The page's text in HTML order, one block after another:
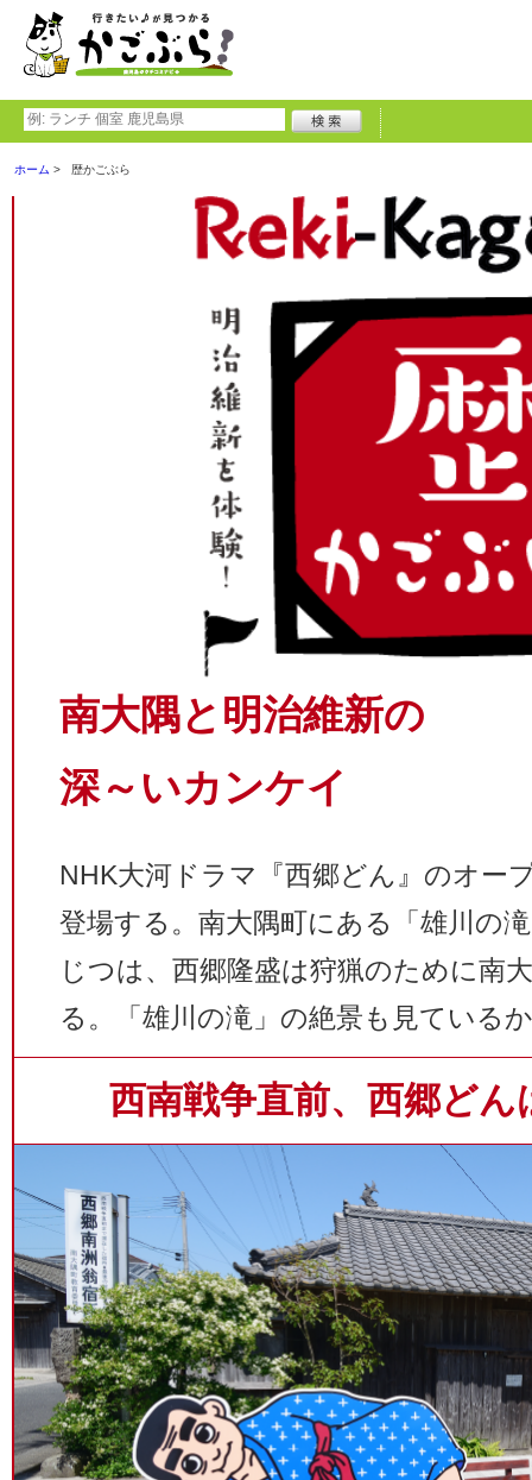
ホーム 歴かごぶら
南大隅と明治維新の
深～いカンケイ
NHK大河ドラマ『西郷どん』のオー
登場する。南大隅町にある「雄川の
じつは、西郷隆盛は狩猟のために南
る。「雄川の滝」の絶景も見ている
西南戦争直前、西郷ど